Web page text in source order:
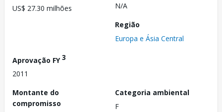
US$ 27.30 milhões
N/A
Região
Europa e Ásia Central
Aprovação FY3
2011
Montante do
compromisso
Categoria ambiental
F